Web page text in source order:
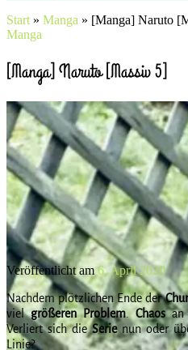
Start » Manga » [Manga] Naruto
Manga
[Manga] Naruto [Massiv 5]
Veröffentlicht am6. April 2020
Nachdem plötzlichen Ende der
vielgrößeren Problem.Chaosan
Verliert sich dieSerienun oder
Linie?